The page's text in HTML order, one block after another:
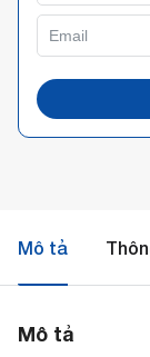
Mô tả
Mô tả